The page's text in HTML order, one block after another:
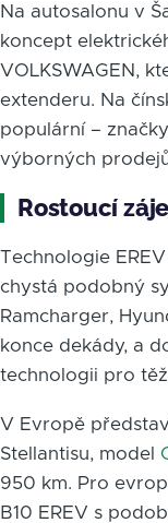
Na autosalonu v
koncept
VOLKSWAGEN,
extenderu. Na
populární –
výborných
Rostoucí
Technologie
chystá podobný
Ramcharger,
konce dekády, a
technologii pro
V Evropě
Stellantisu, model
950 km. Pro
B10 EREV s